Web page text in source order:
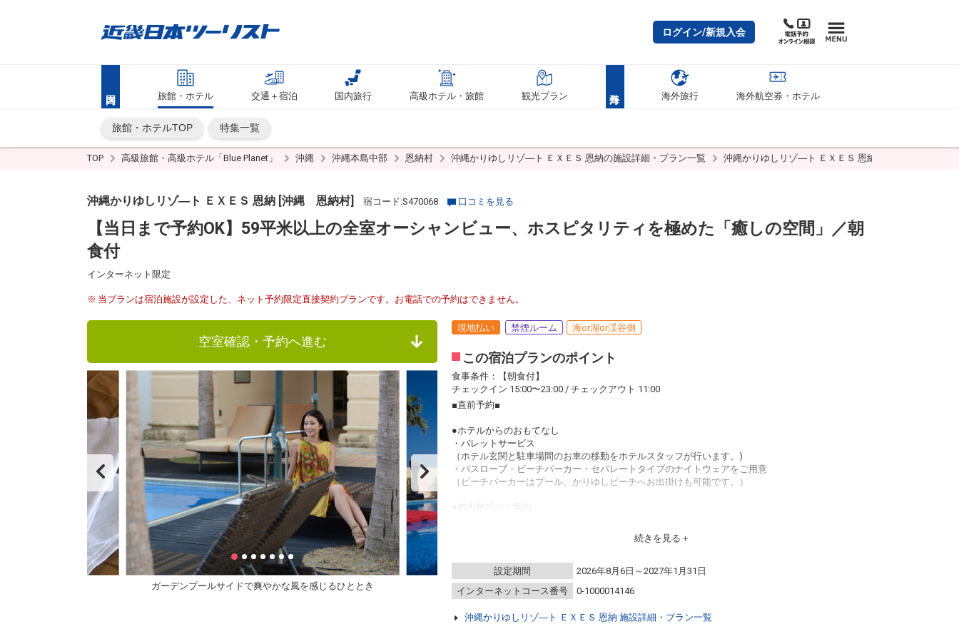
ログイン/新規入会
旅館・ホテル 交通＋宿泊 国内旅行 高級ホテル・旅館 観光プラン 海外旅行 海外航空券・ホテル
旅館・ホテルTOP 特集一覧
TOP 高級旅館・高級ホテル「Blue Planet」 沖縄 沖縄本島中部 恩納村 沖縄かりゆしリゾ―ト ＥＸＥＳ 恩納の施設詳細・プラン一覧 沖縄かりゆしリゾ―ト ＥＸＥＳ 恩納のプラン詳細
沖縄かりゆしリゾ―ト ＥＸＥＳ 恩納 [沖縄 恩納村] 宿コード:S470068 口コミを見る
【当日まで予約OK】59平米以上の全室オーシャンビュー、ホスピタリティを極めた「癒しの空間」／朝
食付
インターネット限定
当プランは宿泊施設が設定した、ネット予約限定直接契約プランです。お電話での予約はできません。
空室確認・予約へ進む
ガーデンプールサイドで爽やかな風を感じるひととき
現地払い 禁煙ルーム 海or湖or渓谷側
この宿泊プランのポイント
食事条件：【朝食付】
チェックイン 15:00〜23:00 / チェックアウト 11:00
■直前予約■
●ホテルからのおもてなし
・バレットサービス
（ホテル玄関と駐車場間のお車の移動をホテルスタッフが行います。)
・バスローブ・ビーチパーカー・セパレートタイプのナイトウェアをご用意
（ビーチパーカーはプール、かりゆしビーチへお出掛けも可能です。）
・インドアプールご利用無料 ⇒ 8：00～22：00
・ガーデンプールご利用無料 ⇒ 4～10月 9：00～22：00
・エステサロン「CREER DU SPA」 ⇒ 10：00～21：00（最終受付20：00) ※年中無休
・アクアスペース（有料） ⇒ 15：00～23：00（最終受付22：30）
・コインランドリー （有料） ⇒ 24時間営業（3階）
続きを見る
設定期間
2026年8月6日～2027年1月31日
インターネットコース番号
0-1000014146
沖縄かりゆしリゾ―ト ＥＸＥＳ 恩納 施設詳細・プラン一覧